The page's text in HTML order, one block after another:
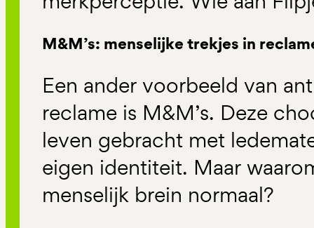
M&M’s: menselijke trekjes in
Een ander voorbeeld van
reclame is M&M’s. Deze
leven gebracht met
eigen identiteit. Maar
menselijk brein normaal?